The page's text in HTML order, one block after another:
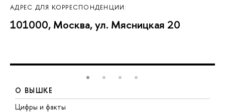
АДРЕС ДЛЯ КОРРЕСПОНДЕНЦИИ:
101000, Москва, ул. Мясницкая 20
О ВЫШКЕ
Цифры и факты